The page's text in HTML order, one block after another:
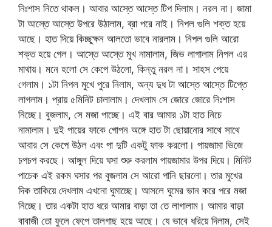
নিঃশাস নিতে থাকল। আবার আস্তে আস্তে টিপ দিলাম। নরল না। জামা
টা আস্তে আস্তে উপরে উঠালাম, ব্রা পরে নাই। নিপল গুলি শক্ত হয়ে
আছে। হাত দিয়ে কিচ্ছুক্ষন আলতো ভাবে নারলাম। নিপল গুলি আরো
শক্ত হয়ে গেল। আস্তে আস্তে মুখ নামালাম, জিভ লাগালাম নিপল এর
মাথায়। মনে হলো সে কেপে উঠলো, কিন্তু নরল না। সাহস পেয়ে
গেলাম। ১টা নিপল মুখে পুরে নিলাম, অন্য দুধ টা আস্তে আস্তে টিপ্তে
লাগলাম। প্রায় ৫মিনিট চালালাম। দেখলাম সে জোরে জোরে নিঃশাস
নিচ্ছে। বুজলাম, সে মজা পাচ্ছে। এই বার আমার ১টা হাত নিচে
নামালাম। দুই পায়ের ফাকে গোপন অঙ্গে হাত টা ছোয়ানোর সাথে সাথে
আবার সে কেপে উঠল এবং পা দুটি একটু ফাক করলো। পায়জামা ভিজে
চপচপ করছে। আঙ্গুল দিয়ে ঘসা শুরু করলাম পায়জামার উপর দিয়ে। মিনিট
পাচেক এই রকম ঘসার পর বুজলাম সে আরো পানি ছারলো। তার মুখের
দিক তাকিয়ে দেখলাম এখনো ঘুমাচ্ছে। আসলে ঘুমের ভান করে পরে মজা
নিচ্ছে। তার একটা হাত ধরে আমার বাড়া তা তে লাগালাম। আমার বাড়া
বাবাজী তো ফুলে ফেপে তালগাছ হয়ে আছে। যে ভাবে ধরিয়ে দিলাম, সেই